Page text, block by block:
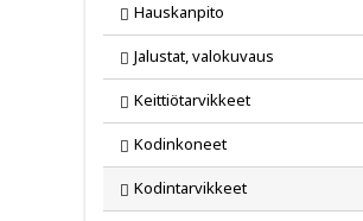
Hauskanpito
Jalustat, valokuvaus
Keittiötarvikkeet
Kodinkoneet
Kodintarvikkeet